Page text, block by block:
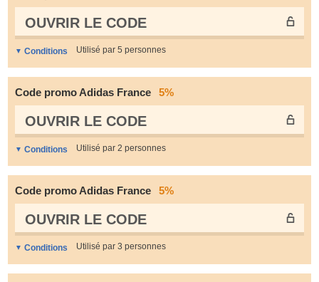
OUVRIR LE СODE
Conditions Utilisé par 5 personnes
Code promo Adidas France 5%
OUVRIR LE СODE
Conditions Utilisé par 2 personnes
Code promo Adidas France 5%
OUVRIR LE СODE
Conditions Utilisé par 3 personnes